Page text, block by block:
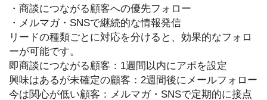
・商談につながる顧客への優先フォロー
・メルマガ・SNSで継続的な情報発信
リードの種類ごとに対応を分けると、効果的なフォロ
ーが可能です。
即商談につながる顧客：1週間以内にアポを設定
興味はあるが未確定の顧客：2週間後にメールフォロー
今は関心が低い顧客：メルマガ・SNSで定期的に接点